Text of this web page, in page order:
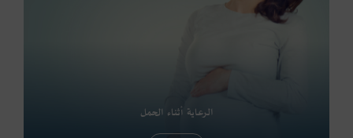
الرعاية أثناء الحمل